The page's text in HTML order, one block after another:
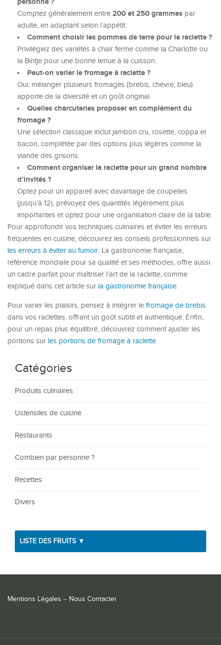
Comptez généralement entre 200 et 250 grammes par
adulte, en adaptant selon l’appétit.
Comment choisir les pommes de terre pour la raclette ?
Privilégiez des variétés à chair ferme comme la Charlotte ou
la Bintje pour une bonne tenue à la cuisson.
Peut-on varier le fromage à raclette ?
Oui, mélanger plusieurs fromages (brebis, chèvre, bleu)
apporte de la diversité et un goût original.
Quelles charcuteries proposer en complément du
fromage ?
Une sélection classique inclut jambon cru, rosette, coppa et
bacon, complétée par des options plus légères comme la
viande des grisons.
Comment organiser la raclette pour un grand nombre
d’invités ?
Optez pour un appareil avec davantage de coupelles
(jusqu’à 12), prévoyez des quantités légèrement plus
importantes et optez pour une organisation claire de la table.
Pour approfondir vos techniques culinaires et éviter les erreurs
fréquentes en cuisine, découvrez les conseils professionnels sur
les erreurs à éviter au fumoir. La gastronomie française,
référence mondiale pour sa qualité et ses méthodes, offre aussi
un cadre parfait pour maîtriser l’art de la raclette, comme
expliqué dans cet article sur la gastronomie française.
Pour varier les plaisirs, pensez à intégrer le fromage de brebis
dans vos raclettes, offrant un goût subtil et authentique. Enfin,
pour un repas plus équilibré, découvrez comment ajuster les
portions sur les portions de fromage à raclette.
Catégories
Produits culinaires
Ustensiles de cuisine
Restaurants
Combien par personne ?
Recettes
Divers
LISTE DES FRUITS ▼
Mentions Légales – Nous Contacter